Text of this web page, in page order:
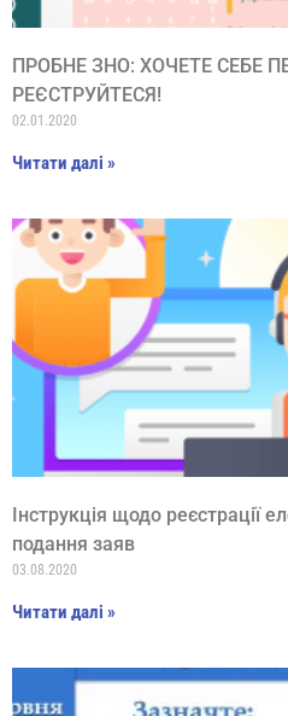
ПРОБНЕ ЗНО: ХОЧЕТЕ СЕБЕ
РЕЄСТРУЙТЕСЯ!
02.01.2020
Читати далі »
Інструкція щодо реєстрації
подання заяв
03.08.2020
Читати далі »